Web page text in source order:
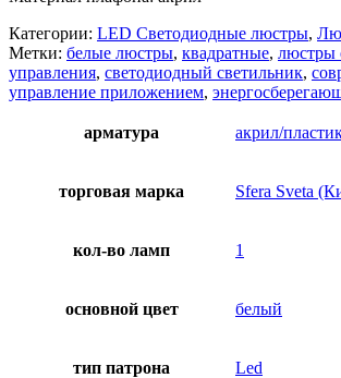
Категории: LED Светодиодные люстры,
Метки: белые люстры, квадратные, люстры
управления, светодиодный светильник,
управление приложением,
арматура акрил/
торговая марка Sfera Sveta
кол-во ламп 1
основной цвет белый
тип патрона Led